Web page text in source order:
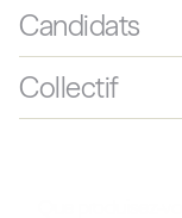
Candidats
Collectif